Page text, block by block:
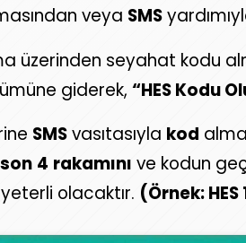
veya SMS
üzerinden seyahat kodu
giderek, “HES Kodu
SMSvasıtasıyla kod
4 rakamını ve kodun
olacaktır. (Örnek: